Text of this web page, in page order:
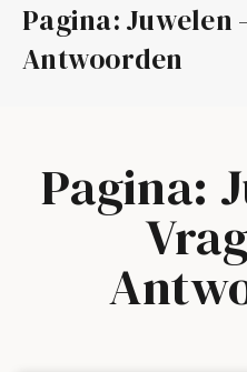
Pagina: Juwelen
Antwoorden
Pagina: